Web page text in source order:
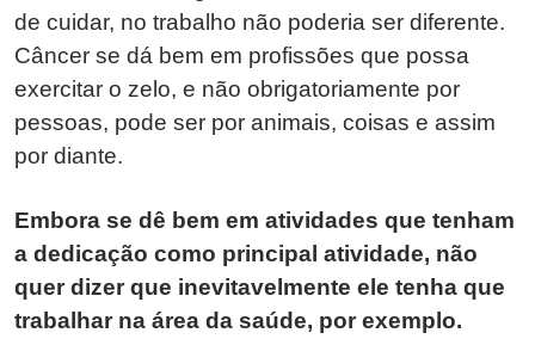
de cuidar, no trabalho não poderia ser diferente.
Câncer se dá bem em profissões que possa
exercitar o zelo, e não obrigatoriamente por
pessoas, pode ser por animais, coisas e assim
por diante.
Embora se dê bem em atividades que tenham
a dedicação como principal atividade, não
quer dizer que inevitavelmente ele tenha que
trabalhar na área da saúde, por exemplo.